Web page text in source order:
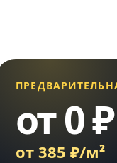
от 0 ₽
от 385 ₽/м²